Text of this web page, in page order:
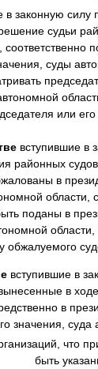
законную силу
судьи
суды
или
вступившие в
районных
в
области,
поданы в
обжалуемого
вступившие в
в
в
значения, суда
что
быть